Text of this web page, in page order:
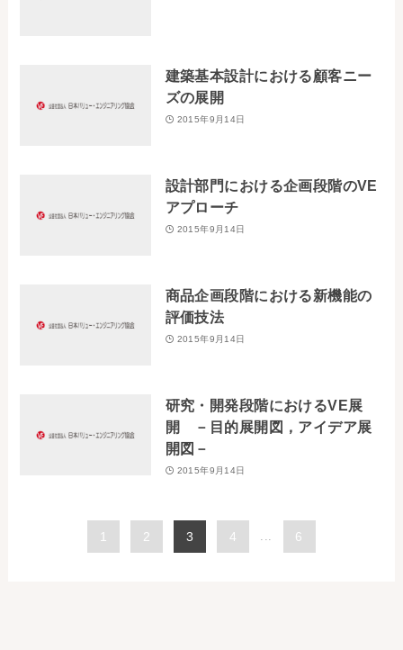
建築基本設計における顧客ニー
ズの展開
2015年9月14日
設計部門における企画段階のVE
アプローチ
2015年9月14日
商品企画段階における新機能の
評価技法
2015年9月14日
研究・開発段階におけるVE展
開 －目的展開図，アイデア展
開図－
2015年9月14日
1 2 3 4 6